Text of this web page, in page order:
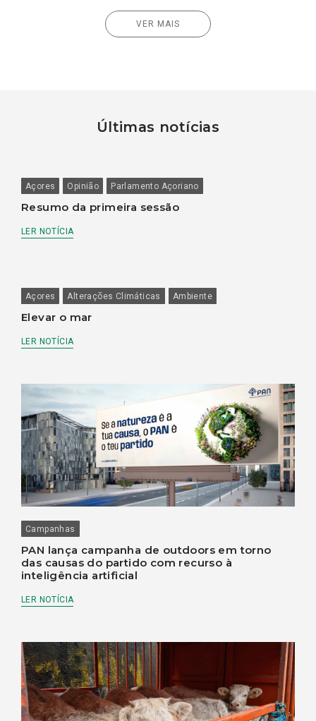
VER MAIS
Últimas notícias
Açores Opinião Parlamento Açoriano
Resumo da primeira sessão
LER NOTÍCIA
Açores Alterações Climáticas Ambiente
Elevar o mar
LER NOTÍCIA
Campanhas
PAN lança campanha de outdoors em torno
das causas do partido com recurso à
inteligência artificial
LER NOTÍCIA